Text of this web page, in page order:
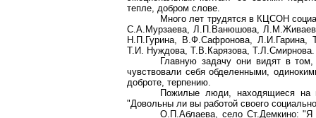
тепле, добром слове.
Много лет трудятся в КЦСОН
С.А.Мурзаева,Л.П.Ванюшова,
Н.П.Гурина, В.Ф.Сафронова, Л.И.Гарина,
Т.И. Нуждова, Т.В.Карязова, Т.Л.Смирнова.
Главную задачу они видят в
чувствовали себя обделенными,
доброте, терпению.
Пожилые люди, находящиеся на
"Довольны ли вы работой своего
О.П.Аблаева, село Ст.Демкино: "Я